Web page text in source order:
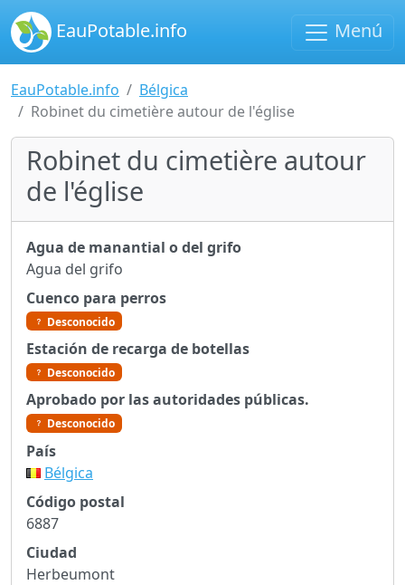
EauPotable.info Menú
EauPotable.info
Bélgica
Robinet du cimetière autour de l'église
Robinet du cimetière autour
de l'église
Agua de manantial o del grifo
Agua del grifo
Cuenco para perros
Desconocido
Estación de recarga de botellas
Desconocido
Aprobado por las autoridades públicas.
Desconocido
País
Bélgica
Código postal
6887
Ciudad
Herbeumont